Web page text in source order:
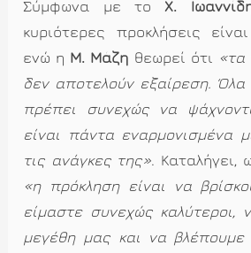
Σύμφωνα με τοΧ.
κυριότερες προκλήσεις είναι
ενώ η Μ. Μάζη θεωρεί ότι «τα
δεν αποτελούν εξαίρεση. Όλα
πρέπει συνεχώς να
είναι πάντα εναρμονισμένα
τις ανάγκες της». Καταλήγει,
«η πρόκληση είναι να
είμαστε συνεχώς καλύτεροι,
μεγέθη μας και να βλέπουμε